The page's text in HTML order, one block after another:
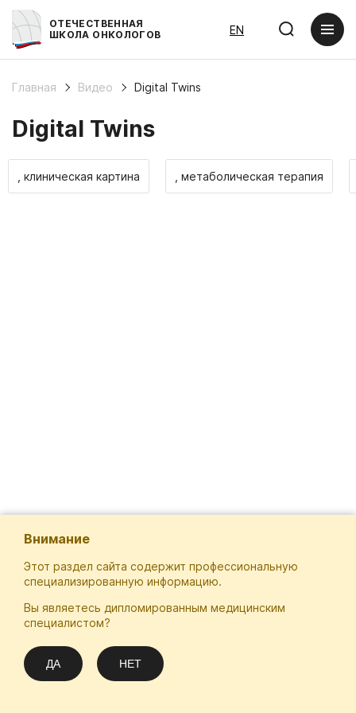
ОТЕЧЕСТВЕННАЯ
ШКОЛА ОНКОЛОГОВ
EN
Главная Видео Digital Twins
Digital Twins
, клиническая картина , метаболическая терапия
Внимание
Этот раздел сайта содержит профессиональную
специализированную информацию.
Вы являетесь дипломированным медицинским
специалистом?
ДА НЕТ
Отечественная Школа Онкологов
Email
info@practical-oncology.ru